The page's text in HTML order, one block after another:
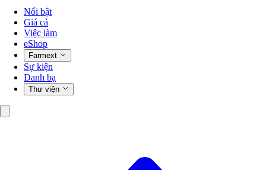
Nổi bật
Giá cả
Việc làm
eShop
Farmext
Sự kiện
Danh bạ
Thư viện